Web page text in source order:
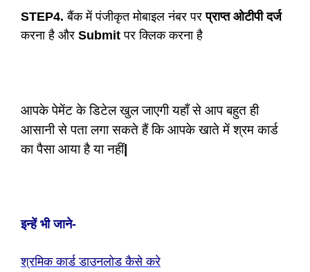
STEP4.बैंक में पंजीकृत मोबाइल नंबर परप्राप्त ओटीपी दर्ज
करना है और Submit पर क्लिक करना है
आपके पेमेंट के डिटेल खुल जाएगी यहाँ से आप बहुत ही
आसानी से पता लगा सकते हैं कि आपके खाते में श्रम कार्ड
का पैसा आया है या नहीं|
इन्हें भी जाने-
श्रमिक कार्ड डाउनलोड कैसे करे